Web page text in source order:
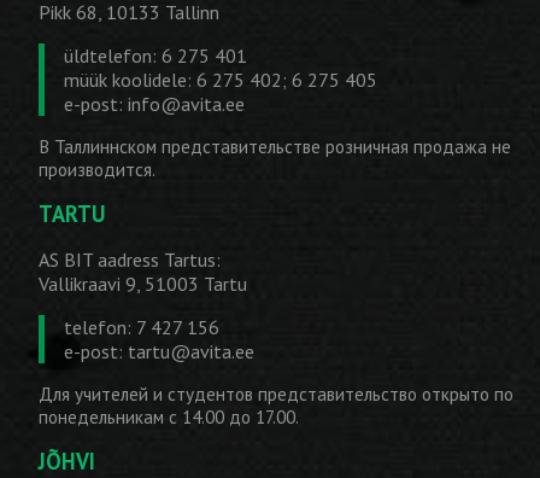
Pikk 68, 10133 Tallinn
üldtelefon: 6 275 401
müük koolidele: 6 275 402; 6 275 405
e-post: info@avita.ee
В Таллиннском представительстве розничная продажа не
производится.
TARTU
AS BIT aadress Tartus:
Vallikraavi 9, 51003 Tartu
telefon: 7 427 156
e-post: tartu@avita.ee
Для учителей и студентов представительство открыто по
понедельникам с 14.00 до 17.00.
JÕHVI